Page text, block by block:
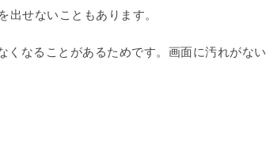
せないこともあります。
なることがあるためです。画面に汚れがない